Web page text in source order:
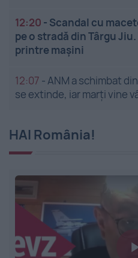
12:20 - Scandal cu
pe o stradă din Târgu
printre mașini
12:07 -ANM a schimbat
se extinde, iar marți vine
HAI România!